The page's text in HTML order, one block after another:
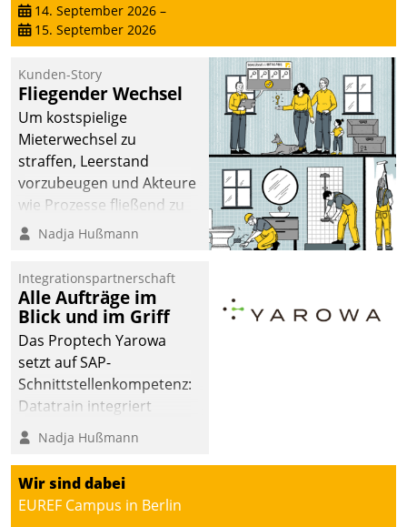
14. September 2026 –
15. September 2026
Kunden-Story
Fliegender Wechsel
Um kostspielige
Mieterwechsel zu
straffen, Leerstand
vorzubeugen und Akteure
wie Prozesse fließend zu
vernetzen, nutzt die
Jahresbeginn eine
Überblick, Einsicht und
Eingriff bietende Lösung.
Zur Entwicklung setzte
man auf
Cloudtechnologie,
bewährte und Startup-
agile Projektmethoden.
Nadja Hußmann
Integrationspartnerschaft
Alle Aufträge im
Blick und im Griff
Das Proptech Yarowa
setzt auf SAP-
Schnittstellenkompetenz:
Datatrain integriert
Yarowas Portal zur
Vergabe und Verwaltung
von Aufträgen der
operativen
Instandhaltung in die
Nadja Hußmann
Wir sind dabei
EUREF Campus in Berlin